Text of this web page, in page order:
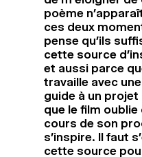
poème
ces deux
pense qu’ils
cette source
et aussi parce
travaille avec
guide à un
que le film oublie
cours de son
s’inspire. Il faut
cette source